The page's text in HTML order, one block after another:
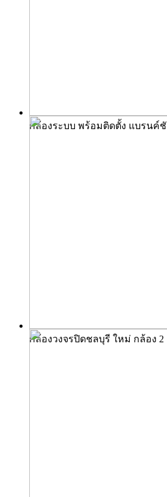
กล้องระบบ พร้อมติดตั้ง แบรนค์ชั
กล้องวงจรปิดชลบุรี ใหม่ กล้อง 2